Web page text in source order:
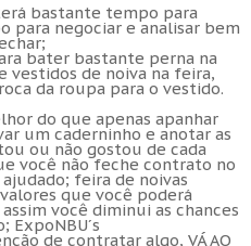
bastante tempo para
para negociar e analisar bem
bater bastante perna na
vestidos de noiva na feira,
da roupa para o vestido.
do que apenas apanhar
um caderninho e anotar as
ou não gostou de cada
você não feche contrato no
feira de noivas
que você poderá
você diminui as chances
ExpoNBU´s
de contratar algo, VÁ AO